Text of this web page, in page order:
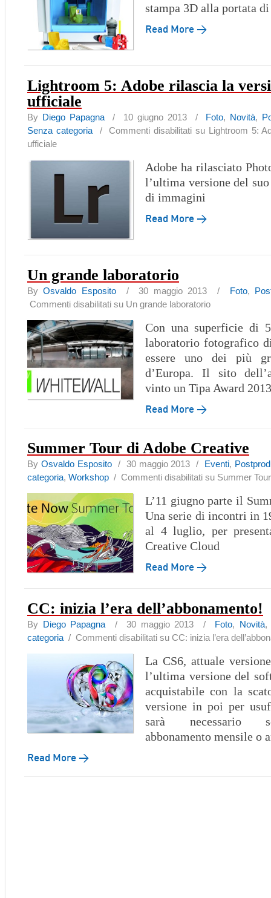
stampa 3D alla portata
Read More →
Lightroom 5: Adobe rilascia la
ufficiale
By Diego Papagna/ 10 giugno 2013 / Foto, Novità,
Senza categoria/Commenti disabilitati su Lightroom 5:
ufficiale
Adobe ha rilasciato
l’ultima versione del
di immagini
Read More →
Un grande laboratorio
ByOsvaldo Esposito/ 30 maggio 2013 / Foto,
Commenti disabilitati su Un grande laboratorio
Con una superficie di
laboratorio fotografico
essere uno dei più
d’Europa. Il sito
vinto un Tipa Award 2013
Read More →
Summer Tour di Adobe Creative
By Osvaldo Esposito/ 30 maggio 2013 / Eventi,
categoria, Workshop / Commenti disabilitati su Summer
L’11 giugno parte il
Una serie di incontri in
al 4 luglio, per
Creative Cloud
Read More →
CC: inizia l’era dell’abbonamento!
By Diego Papagna / 30 maggio 2013 / Foto, Novità
categoria / Commenti disabilitati su CC: inizia l’era
La CS6, attuale
l’ultima versione del
acquistabile con la
versione in poi per
sarà necessario
abbonamento mensile o
Read More →